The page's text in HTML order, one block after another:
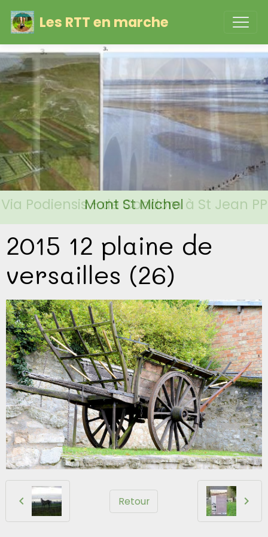
Les RTT en marche
Mont St Michel
Via Podiensis - de Condom à St Jean PP
2015 12 plaine de
versailles (26)
Retour